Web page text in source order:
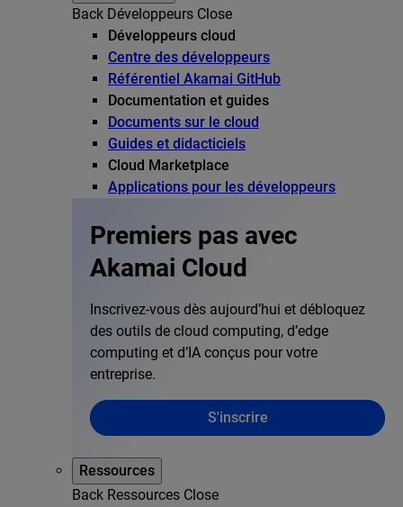
Back Développeurs Close
Développeurs cloud
Centre des développeurs
Référentiel Akamai GitHub
Documentation et guides
Documents sur le cloud
Guides et didacticiels
Cloud Marketplace
Applications pour les développeurs
Premiers pas avec
Akamai Cloud
Inscrivez-vous dès aujourd’hui et débloquez
des outils de cloud computing, d’edge
computing et d’IA conçus pour votre
entreprise.
S'inscrire
Ressources
Back Ressources Close